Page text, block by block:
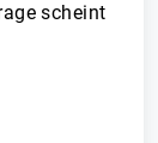
scheint